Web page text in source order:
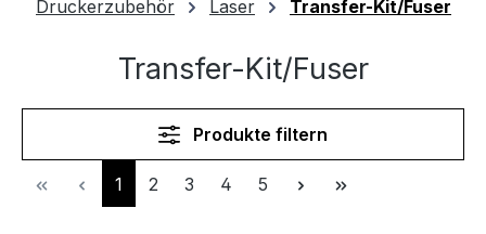
Druckerzubehör Laser Transfer-Kit/Fuser
Transfer-Kit/Fuser
Produkte filtern
Seite
1 Seite
2 Seite
3 Seite
4 Seite
5